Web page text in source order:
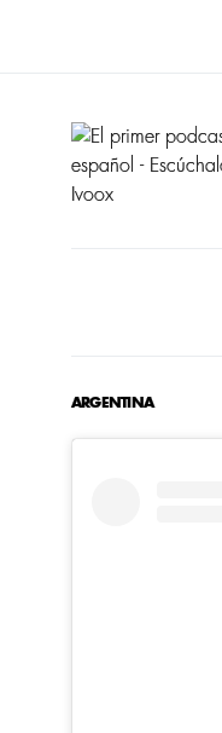
ARGENTINA